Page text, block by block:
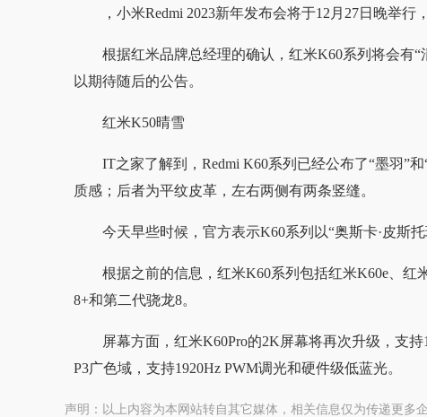
，小米Redmi 2023新年发布会将于12月27日晚举行
根据红米品牌总经理的确认，红米K60系列将会有
以期待随后的公告。
红米K50晴雪
IT之家了解到，Redmi K60系列已经公布了“墨羽”
质感；后者为平纹皮革，左右两侧有两条竖缝。
今天早些时候，官方表示K60系列以“奥斯卡·皮斯
根据之前的信息，红米K60系列包括红米K60e、红
8+和第二代骁龙8。
屏幕方面，红米K60Pro的2K屏幕将再次升级，支
P3广色域，支持1920Hz PWM调光和硬件级低蓝光。
声明：以上内容为本网站转自其它媒体，相关信息仅为传递更多